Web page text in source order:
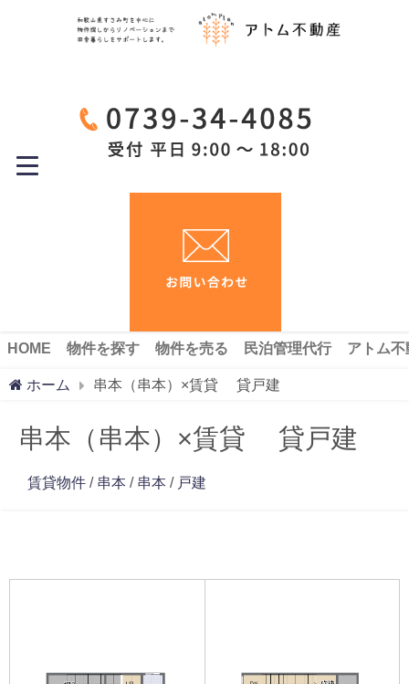
HOME 物件を探す 物件を売る 民泊管理代行 アトム
ホーム 串本（串本）×賃貸 貸戸建
串本（串本）×賃貸 貸戸建
賃貸物件 / 串本 / 串本 / 戸建